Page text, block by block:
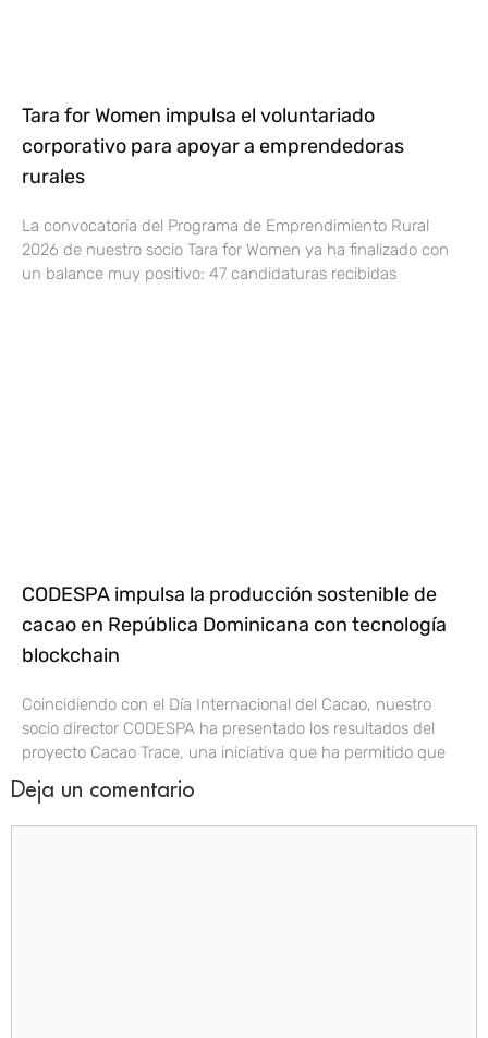
Tara for Women impulsa el voluntariado
corporativo para apoyar a emprendedoras
rurales
La convocatoria del Programa de Emprendimiento Rural
2026 de nuestro socio Tara for Women ya ha finalizado con
un balance muy positivo: 47 candidaturas recibidas
CODESPA impulsa la producción sostenible de
cacao en República Dominicana con tecnología
blockchain
Coincidiendo con el Día Internacional del Cacao, nuestro
socio director CODESPA ha presentado los resultados del
proyecto Cacao Trace, una iniciativa que ha permitido que
Deja un comentario